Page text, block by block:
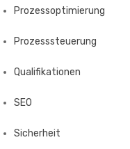
Prozessoptimierung
Prozesssteuerung
Qualifikationen
SEO
Sicherheit